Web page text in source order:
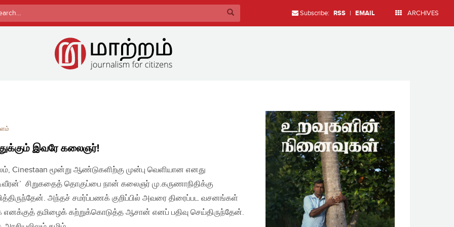
Subscribe: RSS | EMAIL ARCHIVES
இவரே கலைஞர்!
Cinestaan மூன்று ஆண்டுகளிற்கு முன்பு வெளியான எனது
சிறுகதைத் தொகுப்பை நான் கலைஞர் மு.கருணாநிதிக்கு
அந்தச் சமர்ப்பணக் குறிப்பில் அவரை திரைப்பட வசனங்கள்
தமிழைக் கற்றுக்கொடுத்த ஆசான் எனப் பதிவு செய்திருந்தேன்.